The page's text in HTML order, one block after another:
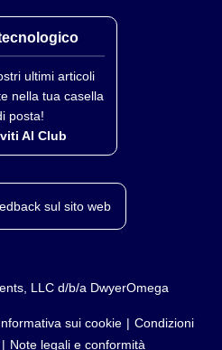
ultimi articoli
nella tua casella
posta!
Al Club
sul sito web
LLC d/b/a DwyerOmega
sui cookie
Condizioni
Note legali e conformità